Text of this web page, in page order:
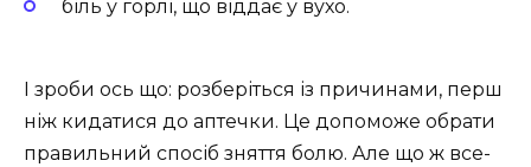
біль у горлі, що віддає у вухо.
І зроби ось що: розберіться із причинами, перш
ніж кидатися до аптечки. Це допоможе обрати
правильний спосіб зняття болю. Але що ж все-